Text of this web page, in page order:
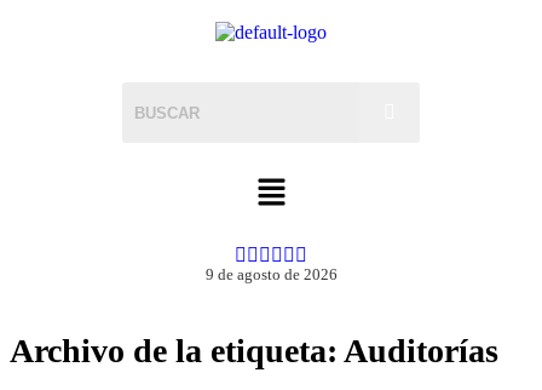
9 de agosto de 2026
Archivo de la etiqueta: Auditorías